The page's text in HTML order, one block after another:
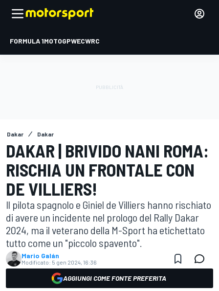
FORMULA 1MOTOGPWECWRC
Dakar Dakar
DAKAR | BRIVIDO NANI ROMA:
RISCHIA UN FRONTALE CON
DE VILLIERS!
Il pilota spagnolo e Giniel de Villiers hanno rischiato
di avere un incidente nel prologo del Rally Dakar
2024, ma il veterano della M-Sport ha etichettato
tutto come un "piccolo spavento".
Mario Galán
Modificato: 5 gen 2024, 16:36
AGGIUNGI COME FONTE PREFERITA